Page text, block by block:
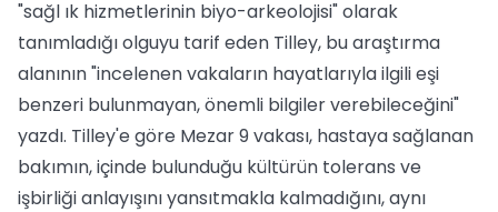
"sağl ık hizmetlerinin biyo-arkeolojisi" olarak
tanımladığı olguyu tarif eden Tilley, bu araştırma
alanının "incelenen vakaların hayatlarıyla ilgili eşi
benzeri bulunmayan, önemli bilgiler verebileceğini"
yazdı. Tilley'e göre Mezar 9 vakası, hastaya sağlanan
bakımın, içinde bulunduğu kültürün tolerans ve
işbirliği anlayışını yansıtmakla kalmadığını, aynı